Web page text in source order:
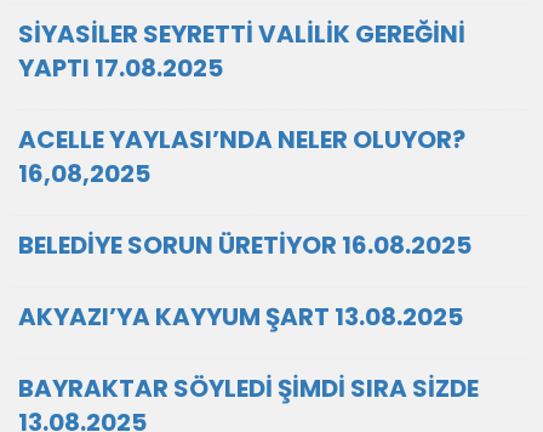
SİYASİLER SEYRETTİ VALİLİK GEREĞİNİ
YAPTI 17.08.2025
ACELLE YAYLASI’NDA NELER OLUYOR?
16,08,2025
BELEDİYE SORUN ÜRETİYOR 16.08.2025
AKYAZI’YA KAYYUM ŞART 13.08.2025
BAYRAKTAR SÖYLEDİ ŞİMDİ SIRA SİZDE
13.08.2025